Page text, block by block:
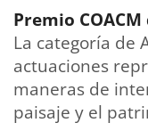
Premio
La categoría de
actuaciones
maneras de
paisaje y el